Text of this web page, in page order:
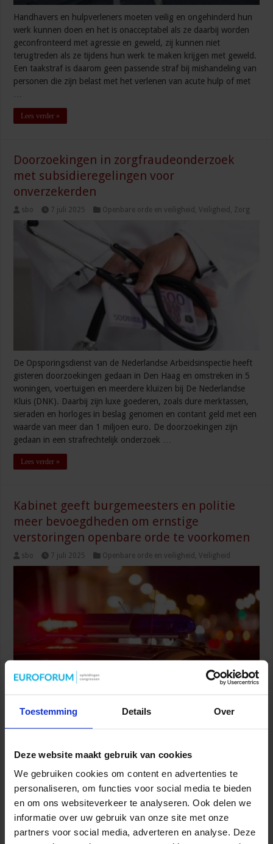
Toestemming Details Over
Deze website maakt gebruik van cookies
We gebruiken cookies om content en advertenties te
personaliseren, om functies voor social media te bieden
en om ons websiteverkeer te analyseren. Ook delen we
informatie over uw gebruik van onze site met onze
partners voor social media, adverteren en analyse. Deze
Handhavers en hulpverleners moeten veilig en ongehinderd hun
werk kunnen doen en het is onacceptabel als ze daarbij worden
geconfronteerd met agressie en geweld, zij kunnen niet
terugtreden als ze tijdens hun werk te maken krijgen met geweld.
Een taakstraf is daarom geen passende straf bij mishandeling van
personen die zijn belast met het verlenen van acute hulp of met
Lees verder »
Doorzoekingen in zorgfraudeonderzoek
met subsidieregelingen voor
onverzekerden
sbo 7 juli 2025 Openbare orde en veiligheid ,Veiligheid Zorg
De Opsporingsdienst van de Nederlandse Arbeidsinspectie heeft
gisteren doorzoekingen gedaan in Den Haag en omstreken in 5
woningen, voertuigen en meerdere kluizen bij De Nederlandse
Kluis (DNK). Daarbij zijn luxe goederen, zoals dure merktassen,
sieraden en horloges in beslag genomen en contant geld met een
waarde van meer dan 1 miljoen euro. De doorzoekingen zijn
gedaan in een strafrechtelijk onderzoek …
Lees verder »
Kabinet geeft burgemeesters en politie
meer bevoegdheden om ernstige
verstoringen openbare orde te voorkomen
sbo 7 juli 2025 Openbare orde en veiligheid ,Veiligheid
De informatiepositie van burgemeesters en politie wordt
mogelijke grootschalige openbare ordeverstoringen wordt
uitgebreid. Met het wetsvoorstel Wet gegevensvergaring
openbare orde zorgt minister Van Weel van Justitie en Veiligheid
voor uitbreiding van deze bevoegdheden. Door …
Lees verder »